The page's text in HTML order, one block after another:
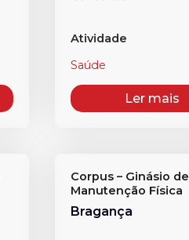
Atividade
Saúde
Ler mais
Corpus – Ginásio de
Manutenção Física
Bragança